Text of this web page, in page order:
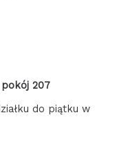
207
do piątku w